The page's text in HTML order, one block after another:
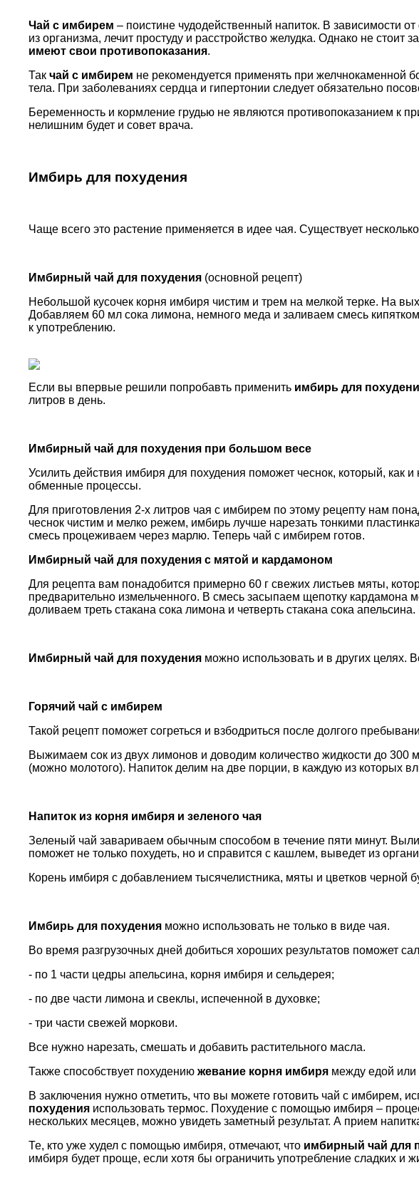
Чай с имбирем – поистине чудодейственный напиток. В зависимости
из организма, лечит простуду и расстройство желудка. Однако не
имеют свои противопоказания.
Так чай с имбирем не рекомендуется применять при желчнокаменной
тела. При заболеваниях сердца и гипертонии следует обязательно
Беременность и кормление грудью не являются противопоказанием к
нелишним будет и совет врача.
Имбирь для похудения
Чаще всего это растение применяется в идее чая. Существует
Имбирный чай для похудения (основной рецепт)
Небольшой кусочек корня имбиря чистим и трем на мелкой терке. На
Добавляем 60 мл сока лимона, немного меда и заливаем смесь
к употреблению.
Если вы впервые решили попробавть применить имбирь для
литров в день.
Имбирный чай для похудения при большом весе
Усилить действия имбиря для похудения поможет чеснок, который, как
обменные процессы.
Для приготовления 2-х литров чая с имбирем по этому рецепту нам
чеснок чистим и мелко режем, имбирь лучше нарезать тонкими
смесь процеживаем через марлю. Теперь чай с имбирем готов.
Имбирный чай для похудения с мятой и кардамоном
Для рецепта вам понадобится примерно 60 г свежих листьев мяты,
предварительно измельченного. В смесь засыпаем щепотку кардамона
доливаем треть стакана сока лимона и четверть стакана сока
Имбирный чай для похудения можно использовать и в других целях.
Горячий чай с имбирем
Такой рецепт поможет согреться и взбодриться после долгого
Выжимаем сок из двух лимонов и доводим количество жидкости до
(можно молотого). Напиток делим на две порции, в каждую из которых
Напиток из корня имбиря и зеленого чая
Зеленый чай завариваем обычным способом в течение пяти минут.
поможет не только похудеть, но и справится с кашлем, выведет из
Корень имбиря с добавлением тысячелистника, мяты и цветков черной
Имбирь для похудения можно использовать не только в виде чая.
Во время разгрузочных дней добиться хороших результатов поможет
- по 1 части цедры апельсина, корня имбиря и сельдерея;
- по две части лимона и свеклы, испеченной в духовке;
- три части свежей моркови.
Все нужно нарезать, смешать и добавить растительного масла.
Также способствует похудению жевание корня имбиря между едой
В заключения нужно отметить, что вы можете готовить чай с имбирем,
похудения использовать термос. Похудение с помощью имбиря –
нескольких месяцев, можно увидеть заметный результат. А прием
Те, кто уже худел с помощью имбиря, отмечают, что имбирный чай для
имбиря будет проще, если хотя бы ограничить употребление сладких и